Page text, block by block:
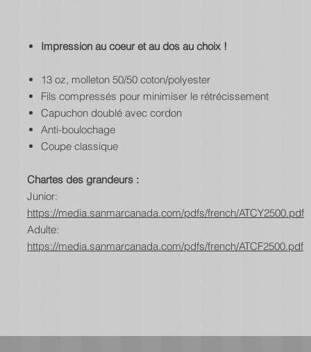
Impression au coeur et au dos au choix !
13 oz, molleton 50/50 coton/polyester
Fils compressés pour minimiser le rétrécissement
Capuchon doublé avec cordon
Anti-boulochage
Coupe classique
Chartes des grandeurs :
Junior:
https://media.sanmarcanada.com/pdfs/french/ATCY2500.pdf
Adulte:
https://media.sanmarcanada.com/pdfs/french/ATCF2500.pdf